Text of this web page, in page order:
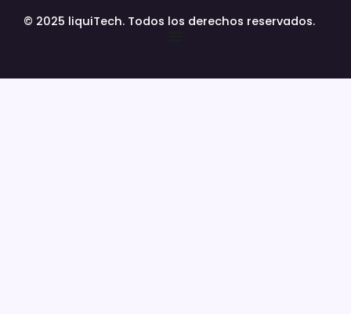
© 2025 liquiTech. Todos los derechos reservados.